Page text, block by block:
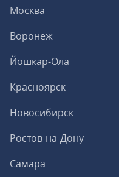
Москва
Воронеж
Йошкар-Ола
Красноярск
Новосибирск
Ростов-на-Дону
Самара